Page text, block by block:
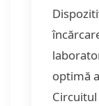
optimă